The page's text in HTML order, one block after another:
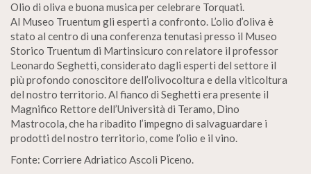
Olio di oliva e buona musica per celebrare Torquati.
Al Museo Truentum gli esperti a confronto. L’olio d’oliva è
stato al centro di una conferenza tenutasi presso il Museo
Storico Truentum di Martinsicuro con relatore il professor
Leonardo Seghetti, considerato dagli esperti del settore il
più profondo conoscitore dell’olivocoltura e della viticoltura
del nostro territorio. Al fianco di Seghetti era presente il
Magnifico Rettore dell’Università di Teramo, Dino
Mastrocola, che ha ribadito l’impegno di salvaguardare i
prodotti del nostro territorio, come l’olio e il vino.
Fonte: Corriere Adriatico Ascoli Piceno.